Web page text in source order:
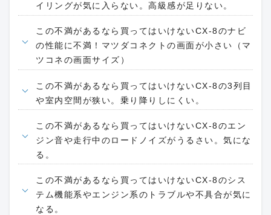
イリングが気に入らない。高級感が足りない。
この不満があるなら買ってはいけないCX-8のナビ
の性能に不満！マツダコネクトの画面が小さい（マ
ツコネの画面サイズ）
この不満があるなら買ってはいけないCX-8の3列目
や室内空間が狭い。乗り降りしにくい。
この不満があるなら買ってはいけないCX-8のエン
ジン音や走行中のロードノイズがうるさい。気にな
る。
この不満があるなら買ってはいけないCX-8のシス
テム機能系やエンジン系のトラブルや不具合が気に
なる。